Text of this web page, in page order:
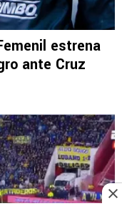
estrena
ante Cruz